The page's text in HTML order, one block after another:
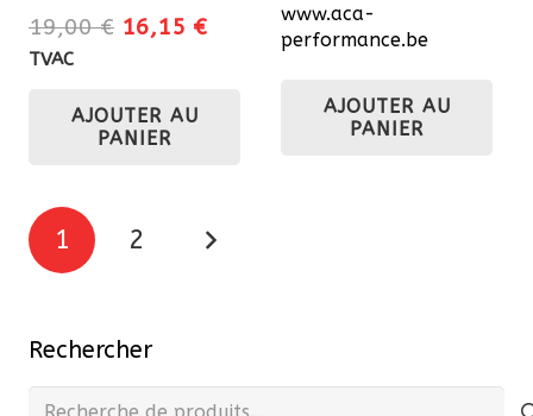
produit
19,00€ Le
était :
19,00 €.
16,15 €Le
TVAC
AJOUTER AU
PANIER
www.aca-
performance.be
AJOUTER AU
PANIER
Pagination
des
1 2
Rechercher
Recherche